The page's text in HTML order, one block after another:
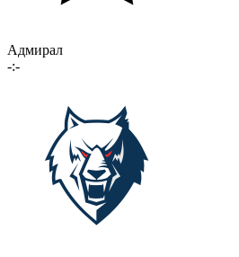
Адмирал
-:-